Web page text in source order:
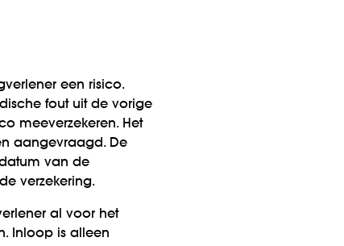
een risico.
fout uit de vorige
meeverzekeren. Het
aangevraagd. De
van de
verzekering.
al voor het
Inloop is alleen